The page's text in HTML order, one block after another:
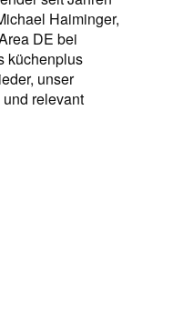
Haiminger,
DE bei
küchenplus
unser
relevant